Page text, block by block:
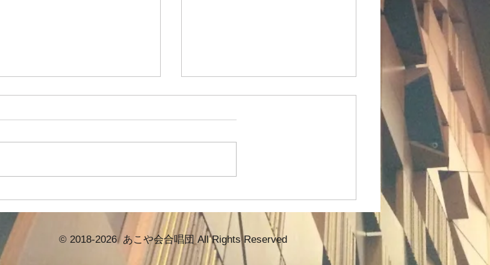
2026/6/27 本番前最後の練習
く開けて「あ〜」と20秒伸ばし
を繰り返して…肺活量をアップさ
せていきたいです。 定演前日
の合唱練習は「おんがく🐦」
「おわりのない海🌊」「きみ歌え
2026/6/20はゲネプロ実施！
ゲネプロ！全員出席でした✨
しました。アクビを🥱している時
す。そして、かなり高音域で速い
テンポでの発声をしました。耳の
後ろから声を出す事が出来ている
かは？ですが…🤔出来るだけ近づ
© 2018-2026 あこや会合唱団 All Rights Reserved